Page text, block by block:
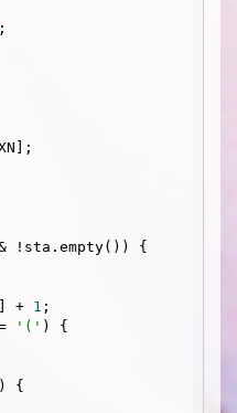
;
!sta.empty()) {
+
1 ;
'(' ) {
{